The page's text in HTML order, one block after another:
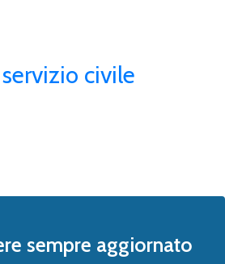
servizio civile
sempre aggiornato